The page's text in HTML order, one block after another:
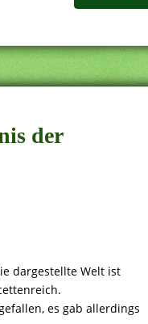
der
dargestellte Welt ist
es gab allerdings